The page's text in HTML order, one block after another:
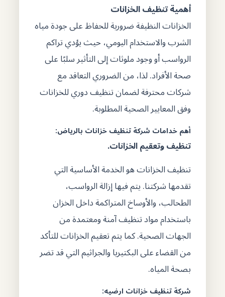
أهمية تنظيف الخزانات
الخزانات النظيفة ضرورية للحفاظ على جودة مياه
الشرب والاستخدام اليومي، حيث يؤدي تراكم
الرواسب أو وجود ملوثات إلى التأثير سلبًا على
صحة الأفراد. لذا، من الضروري التعاقد مع
شركات محترفة لضمان تنظيف دوري للخزانات
وفق المعايير الصحية المطلوبة.
أهم خدامات شركة تنظيف خزانات بالرياض:
تنظيف وتعقيم الخزانات.
تنظيف الخزانات هو الخدمة الأساسية التي
تقدمها شركتنا. يتم فيها إزالة الرواسب،
الطحالب، والأوساخ المتراكمة داخل الخزان
باستخدام مواد تنظيف آمنة ومعتمدة من
الجهات الصحية. كما يتم تعقيم الخزانات للتأكد
من القضاء على البكتيريا والجراثيم التي قد تضر
بصحة المياه​.
شركة تنظيف خزانات ارضيه: